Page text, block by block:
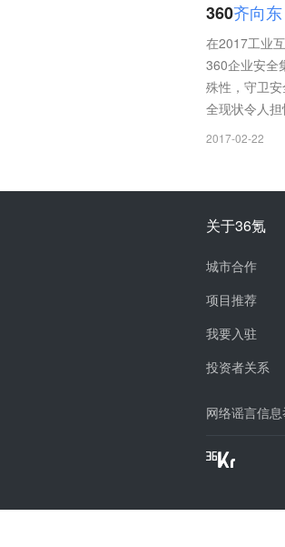
360齐向东
在2017工业
360企业安全
殊性，守卫
全现状令人
2017-02-22
关于36氪
城市合作
项目推荐
我要入驻
投资者关系
网络谣言信